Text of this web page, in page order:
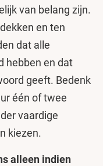
van belang zijn.
en ten
dat alle
hebben en dat
geeft. Bedenk
één of twee
vaardige
kiezen.
alleen indien